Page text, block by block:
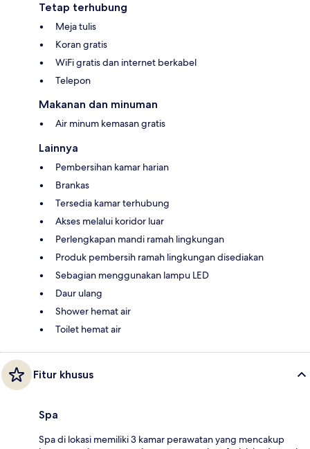
Tetap terhubung
Meja tulis
Koran gratis
WiFi gratis dan internet berkabel
Telepon
Makanan dan minuman
Air minum kemasan gratis
Lainnya
Pembersihan kamar harian
Brankas
Tersedia kamar terhubung
Akses melalui koridor luar
Perlengkapan mandi ramah lingkungan
Produk pembersih ramah lingkungan disediakan
Sebagian menggunakan lampu LED
Daur ulang
Shower hemat air
Toilet hemat air
Fitur khusus
Spa
Spa di lokasi memiliki 3 kamar perawatan yang mencakup